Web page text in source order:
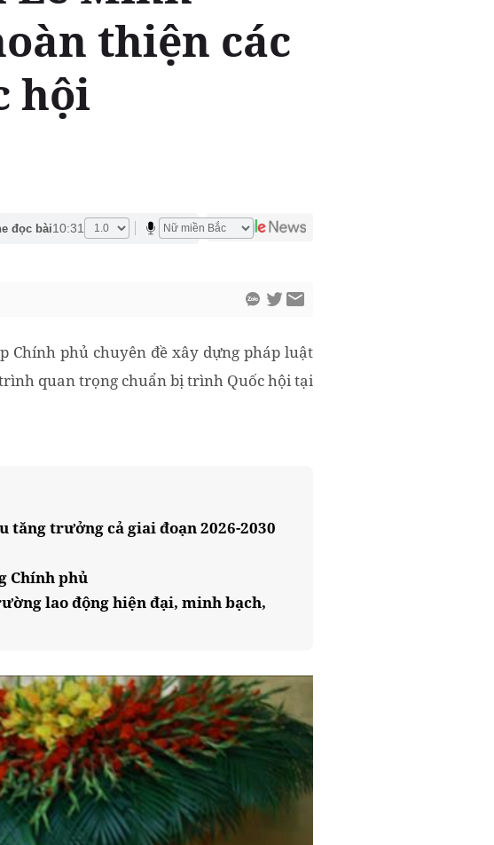
thiện các
hội
đọc bài10:31
Chính phủ chuyên đề xây dựng pháp luật
quan trọng chuẩn bị trình Quốc hội tại
trưởng cả giai đoạn 2026-2030
Chính phủ
lao động hiện đại, minh bạch,